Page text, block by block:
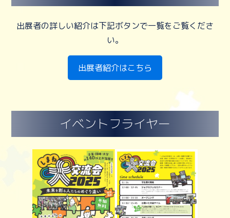
出展者の詳しい紹介は下記ボタンで一覧をご覧くださ
い。
出展者紹介はこちら
イベントフライヤー